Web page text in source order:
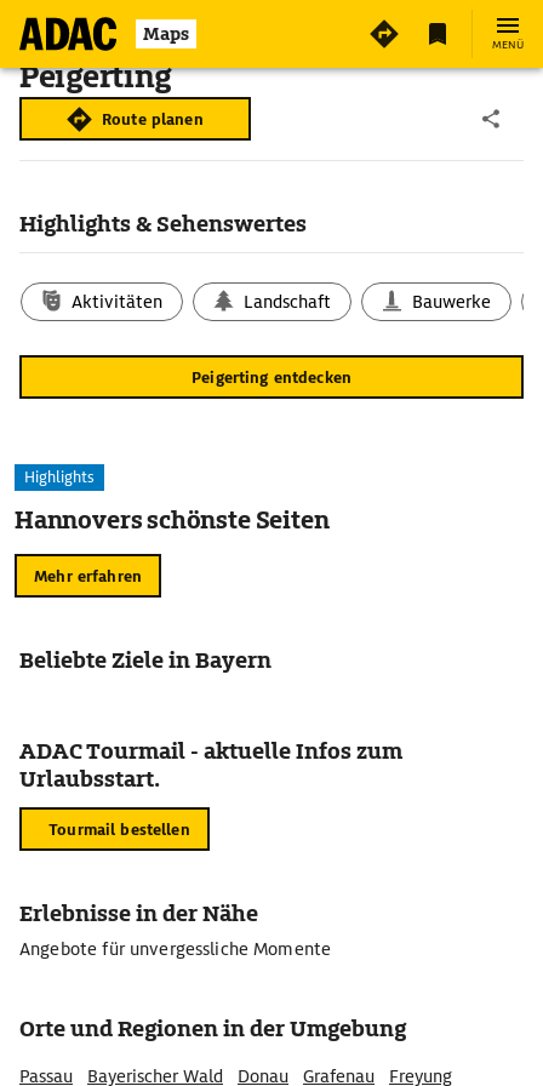
Maps MENÜ
Peigerting
Route planen
Highlights & Sehenswertes
Aktivitäten Landschaft Bauwerke
Peigerting entdecken
Highlights
Hannovers schönste Seiten
Mehr erfahren
Beliebte Ziele in Bayern
ADAC Tourmail - aktuelle Infos zum
Urlaubsstart.
Tourmail bestellen
Erlebnisse in der Nähe
Angebote für unvergessliche Momente
Orte und Regionen in der Umgebung
Passau Bayerischer Wald Donau Grafenau Freyung